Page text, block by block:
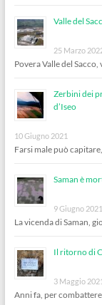
Valle del
25 Marzo
Povera Valle del
Zerbini dei
d’Iseo
10 Giugno 2021
Farsi male può
Saman è
9 Giugno 2021
La vicenda di Saman,
Il ritorno di
3 Maggio 2021
Anni fa, per